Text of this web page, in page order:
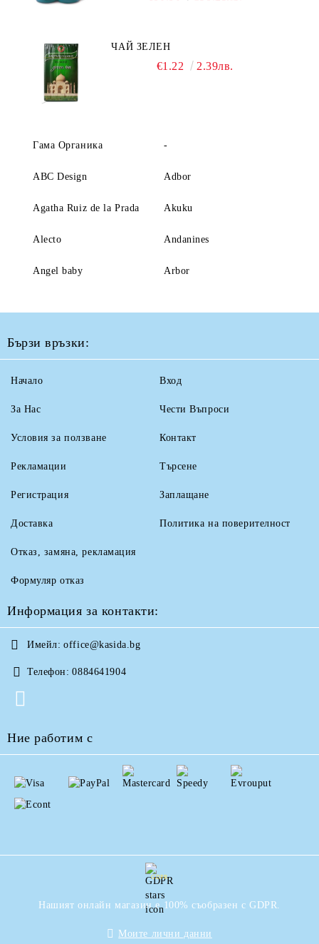
ЧАЙ ЗЕЛЕН
€1.22 2.39лв.
Гама Органика -
ABC Design Adbor
Agatha Ruiz de la Prada Akuku
Alecto Andanines
Angel baby Arbor
Бързи връзки:
Начало
За Нас
Условия за ползване
Рекламации
Вход
Чести Въпроси
Контакт
Търсене
Регистрация
Доставка
Отказ, замяна, рекламация
Формуляр отказ
Заплащане
Политика на поверителност
Информация за контакти:
Имейл: office@kasida.bg
Телефон: 0884641904
Ние работим с
GDPR
Нашият онлайн магазин е 100% съобразен с GDPR.
Моите лични данни